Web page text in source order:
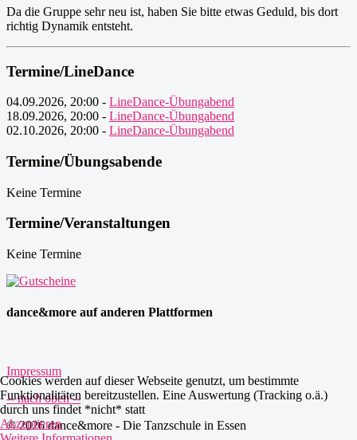
Da die Gruppe sehr neu ist, haben Sie bitte etwas Geduld, bis dort
richtig Dynamik entsteht.
Termine/LineDance
04.09.2026, 20:00 - LineDance-Übungabend
18.09.2026, 20:00 - LineDance-Übungabend
02.10.2026, 20:00 - LineDance-Übungabend
Termine/Übungsabende
Keine Termine
Termine/Veranstaltungen
Keine Termine
dance&more auf anderen Plattformen
Impressum
-- nach oben --
© 2026 dance&more - Die Tanzschule in Essen
Cookies werden auf dieser Webseite genutzt, um bestimmte
Funktionalitäten bereitzustellen. Eine Auswertung (Tracking o.ä.)
durch uns findet *nicht* statt
Akzeptieren